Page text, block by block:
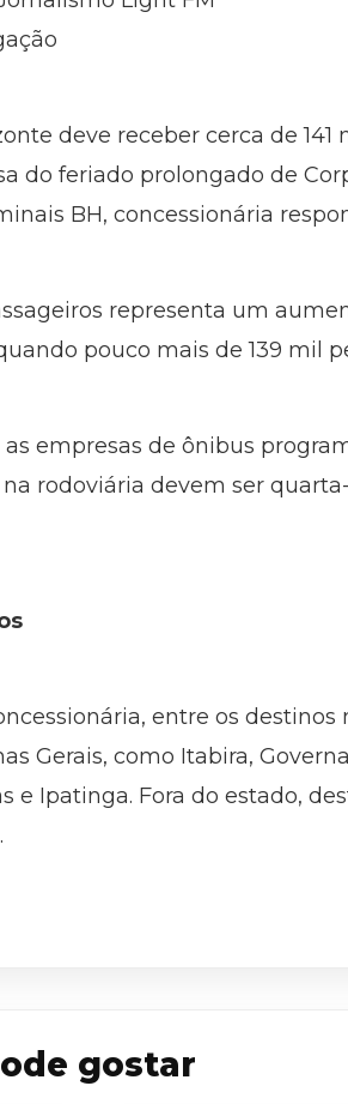
deve receber cerca de
do feriado prolongado de
BH, concessionária
representa um
pouco mais de 139 mil
empresas de ônibus
rodoviária devem ser
entre os
Gerais, como Itabira,
e Ipatinga. Fora do estado,
gostar